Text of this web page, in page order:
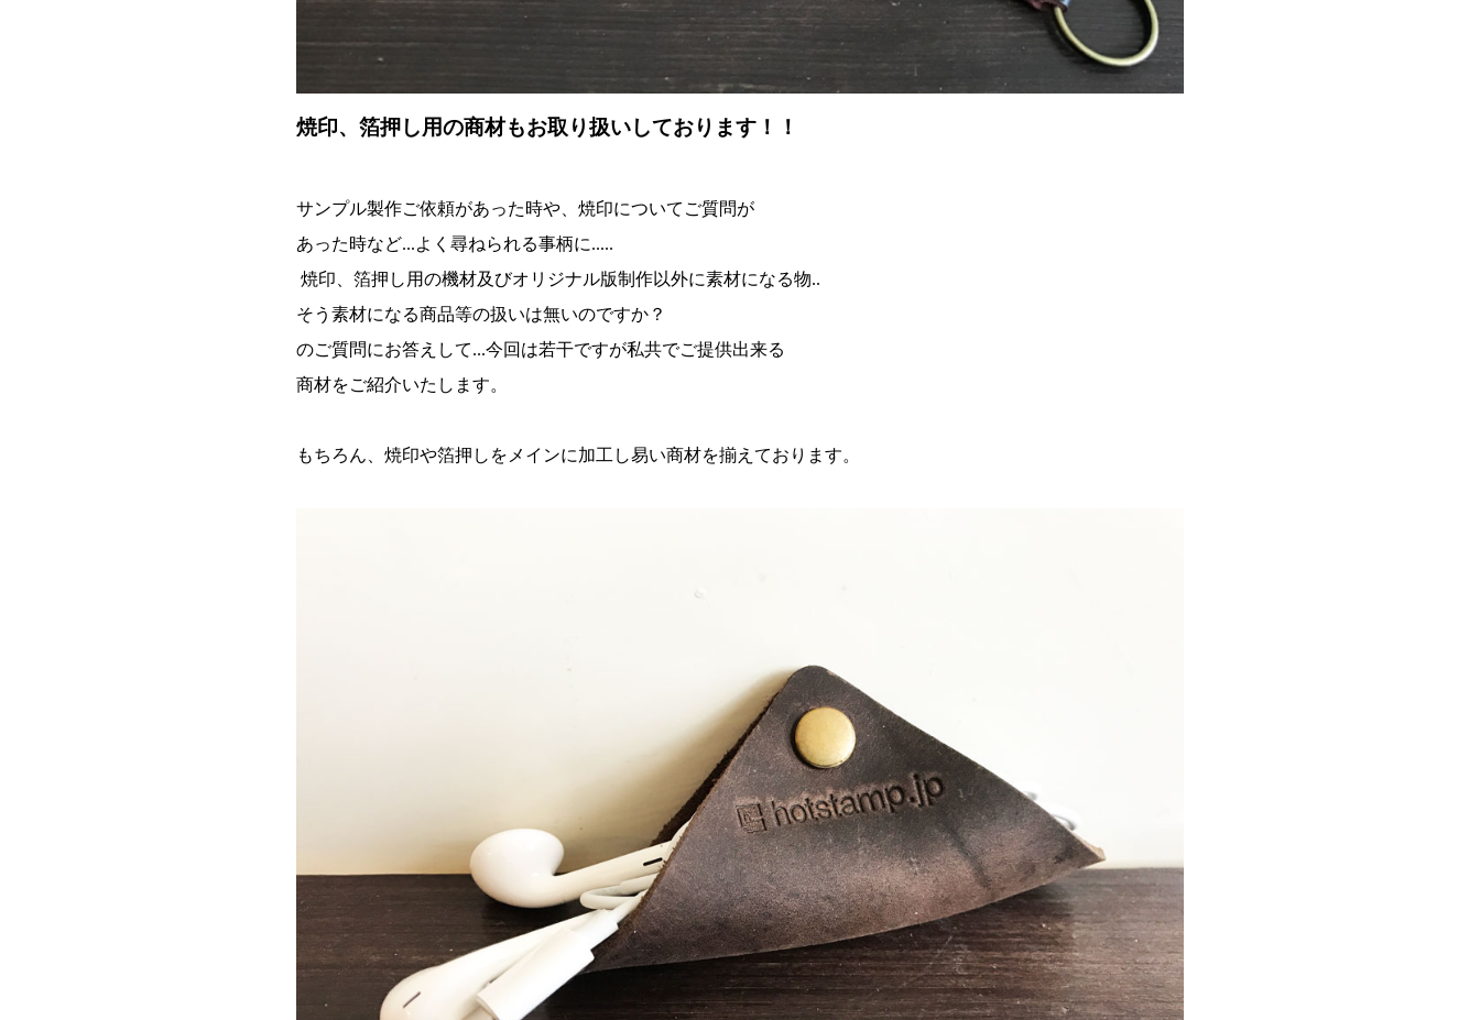
焼印、箔押し用の商材もお取り扱いしております！！
サンプル製作ご依頼があった時や、焼印についてご質問が
あった時など...よく尋ねられる事柄に.....
焼印、箔押し用の機材及びオリジナル版制作以外に素材になる物..
そう素材になる商品等の扱いは無いのですか？
のご質問にお答えして...今回は若干ですが私共でご提供出来る
商材をご紹介いたします。
もちろん、焼印や箔押しをメインに加工し易い商材を揃えております。